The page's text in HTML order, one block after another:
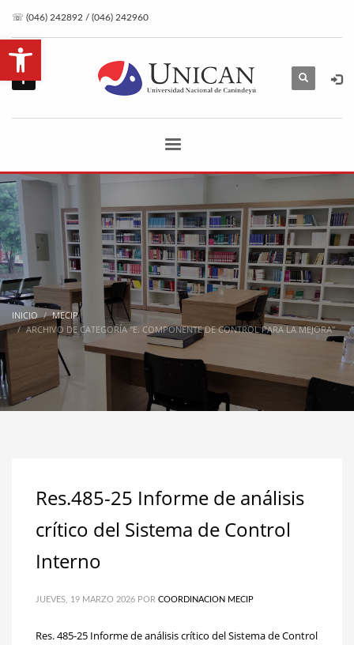
Abrir barra de herramientas
☏ (046) 242892 / (046) 242960
INICIO
MECIP
ARCHIVO DE CATEGORÍA "E. COMPONENTE DE CONTROL PARA LA MEJORA"
Res.485-25 Informe de análisis
crítico del Sistema de Control
Interno
JUEVES, 19 MARZO 2026 POR COORDINACION MECIP
Res. 485-25 Informe de análisis crítico del Sistema de Control